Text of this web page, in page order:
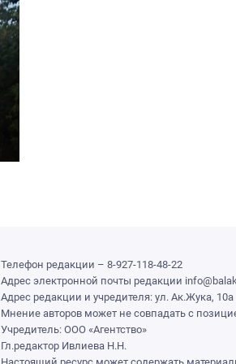
Телефон редакции – 8-927-118-48-22
Адрес электронной почты редакции
Адрес редакции и учредителя: ул. Ак.Жука, 10а
Мнение авторов может не совпадать с
Учредитель: ООО «Агентство»
Гл.редактор Ивлиева Н.Н.